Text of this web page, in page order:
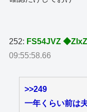
252: FS54JVZ
09:55:58.66
>>249
一年くらい前は